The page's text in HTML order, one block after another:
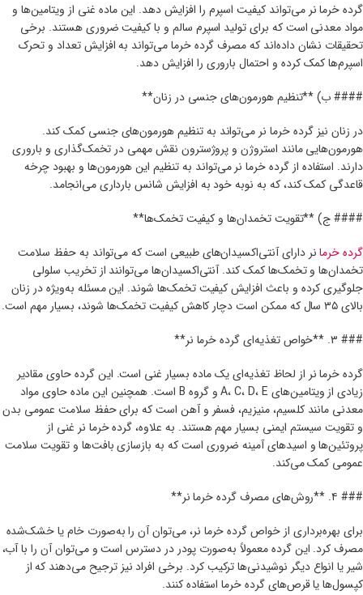
گرده خرما نر می‌تواند کیفیت اسپرم را افزایش دهد. این ماده غنی از ویتامین‌ها و
مواد معدنی است که برای تولید اسپرم سالم و با کیفیت ضروری هستند. برخی
تحقیقات نشان داده‌اند که مصرف گرده خرما می‌تواند به افزایش تعداد و تحرک
اسپرم‌ها کمک کرده و احتمال باروری را افزایش دهد.
#### ب) **تنظیم هورمون‌های جنسی در زنان**
در زنان نیز گرده خرما نر می‌تواند به تنظیم هورمون‌های جنسی کمک کند.
هورمون‌هایی مانند استروژن و پروژسترون نقش مهمی در تخمک‌گذاری و باروری
دارند. استفاده از گرده خرما نر می‌تواند به تنظیم این هورمون‌ها و بهبود چرخه
قاعدگی کمک کند، که به نوبه خود به افزایش شانس بارداری می‌انجامد.
#### ج) **تقویت تخمدان‌ها و کیفیت تخمک‌ها**
گرده خرمانر دارای آنتی‌اکسیدان‌های طبیعی است که می‌تواند به حفظ سلامت
تخمدان‌ها و تخمک‌ها کمک کند. آنتی‌اکسیدان‌ها می‌توانند از تخریب سلولی
جلوگیری کرده و باعث افزایش کیفیت تخمک‌ها شوند. این مسئله به‌ویژه در زنان
بالای ۳۵ سال که ممکن است دچار کاهش کیفیت تخمک‌ها شوند، بسیار مهم است.
### ۳. **خواص تغذیه‌ای گرده خرما نر**
گرده خرما نر از لحاظ تغذیه‌ای یک ماده بسیار غنی است. این گرده حاوی مقادیر
زیادی از ویتامین‌های A، C، D، E و گروه B است. همچنین این ماده حاوی مواد
معدنی مانند کلسیم، منیزیم، فسفر و آهن است که برای حفظ سلامت عمومی بدن
و تقویت سیستم ایمنی بسیار مهم هستند. به علاوه، گرده خرما نر غنی از
پروتئین‌ها و اسیدهای آمینه ضروری است که به بازسازی بافت‌ها و تقویت سلامت
عمومی کمک می‌کند.
### ۴. **روش‌های مصرف گرده خرما نر**
برای بهره‌برداری از خواص گرده خرما نر، می‌توان آن را به‌صورت خام یا خشک‌شده
مصرف کرد. این گرده معمولاً به‌صورت پودر در دسترس است و می‌توان آن را با آب،
شیر یا انواع دیگر نوشیدنی‌ها ترکیب کرد. برخی افراد نیز ترجیح می‌دهند که از
کپسول‌ها یا قرص‌های گرده خرما استفاده کنند.